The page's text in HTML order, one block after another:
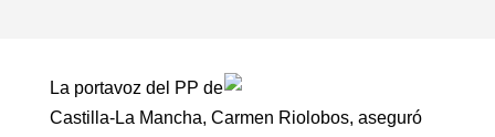
La portavoz del PP de
Castilla-La Mancha, Carmen Riolobos, aseguró